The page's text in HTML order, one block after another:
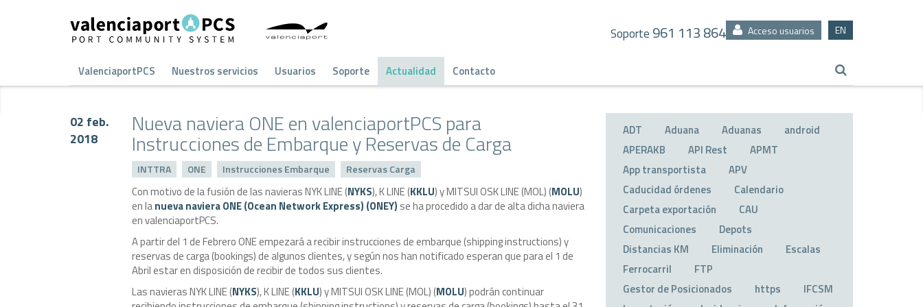
Soporte 961 113 864 Acceso usuarios EN
ValenciaportPCS Nuestros servicios Usuarios Soporte Actualidad Contacto
02 feb.
2018
Nueva naviera ONE en valenciaportPCS para
Instrucciones de Embarque y Reservas de Carga
INTTRA ONE Instrucciones Embarque Reservas Carga
Con motivo de la fusión de las navieras NYK LINE (NYKS), K LINE (KKLU) y MITSUI OSK LINE (MOL) (MOLU)
en lanueva naviera ONE (Ocean Network Express) (ONEY) se ha procedido a dar de alta dicha naviera
en valenciaportPCS.
A partir del 1 de Febrero ONE empezará a recibir instrucciones de embarque (shipping instructions) y
reservas de carga (bookings) de algunos clientes, y según nos han notificado esperan que para el 1 de
Abril estar en disposición de recibir de todos sus clientes.
Las navieras NYK LINE (NYKS), K LINE (KKLU) y MITSUI OSK LINE (MOL) (MOLU) podrán continuar
ADT Aduana Aduanas
android
APERAKB
API Rest
APMT
App transportista
APV
Caducidad órdenes
Calendario
Carpeta exportación
CAU
Comunicaciones
Depots
Distancias KM
Eliminación
Escalas
Ferrocarril
FTP
Gestor de Posicionados
https
IFCSM